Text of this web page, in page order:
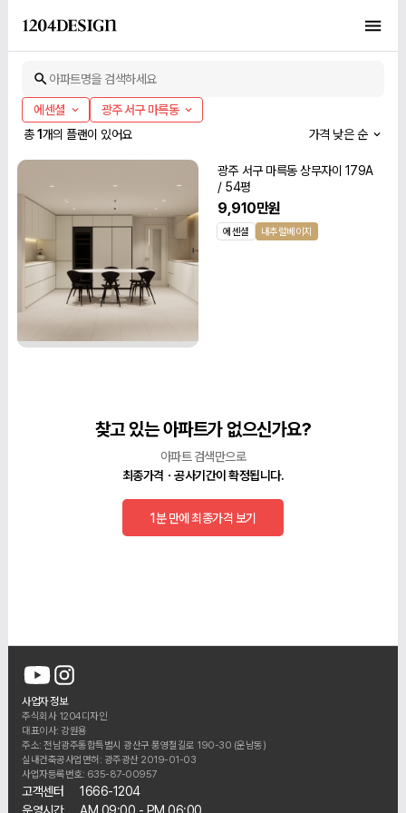
아파트명을 검색하세요
에센셜
광주 서구 마륵동
총1개의 플랜이 있어요 가격 낮은 순
에센셜 내추럴베이지
광주 서구 마륵동 상무자이 179A
/ 54평
9,910만원
찾고 있는 아파트가 없으신가요?
아파트 검색만으로
최종가격ㆍ공사기간이 확정됩니다.
1분 만에 최종가격 보기
사업자 정보
주식회사 1204디자인
대표이사: 강원용
주소: 전남광주통합특별시 광산구 풍영철길로 190-30 (운남동)
실내건축공사업면허: 광주광산 2019-01-03
사업자등록번호: 635-87-00957
고객센터
1666-1204